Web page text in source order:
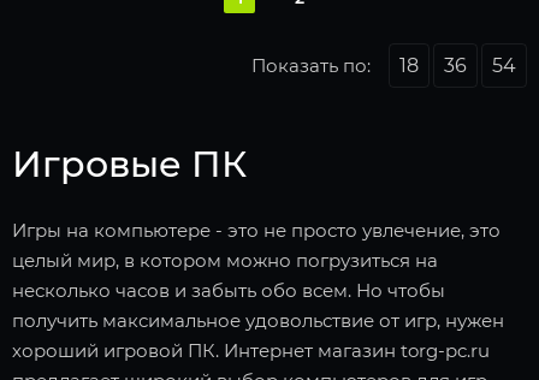
Показать по: 18 36 54
Игровые ПК
Игры на компьютере - это не просто увлечение, это
целый мир, в котором можно погрузиться на
несколько часов и забыть обо всем. Но чтобы
получить максимальное удовольствие от игр, нужен
хороший игровой ПК. Интернет магазин torg-pc.ru